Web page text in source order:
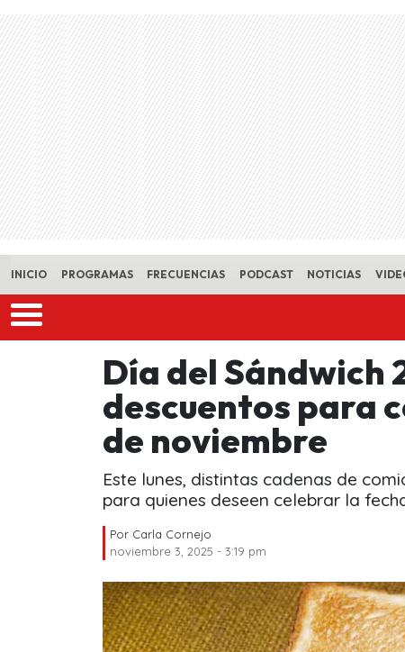
Skip to main content
INICIO PROGRAMAS FRECUENCIAS PODCAST NOTICIAS
Día del Sándwich
descuentos para
de noviembre
Este lunes, distintas cadenas de
para quienes deseen celebrar la
Por Carla Cornejo
noviembre 3, 2025 - 3:19 pm